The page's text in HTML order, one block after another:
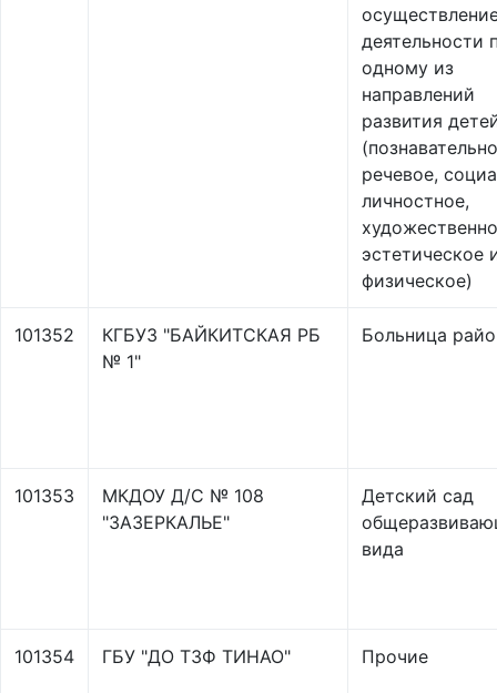
деятельности
одному из
направлений
развития
речевое,
личностное,
эстетическое
физическое)
101352
КГБУЗ "БАЙКИТСКАЯ РБ
№ 1"
Больница
101353
МКДОУ Д/С № 108
"ЗАЗЕРКАЛЬЕ"
Детский сад
вида
101354 ГБУ "ДО ТЗФ ТИНАО" Прочие